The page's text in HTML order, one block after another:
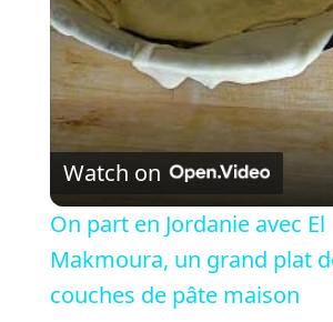
a
y
V
i
d
Watch on
On part en Jordanie avec El
Makmoura, un grand plat
couches de pâte maison